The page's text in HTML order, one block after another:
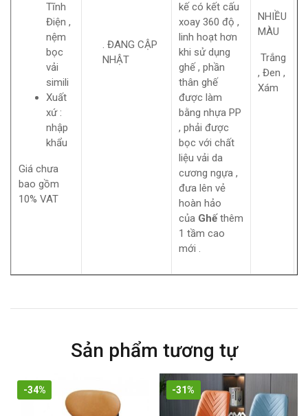
Tĩnh
Điện ,
nệm
bọc
vải
simili
Xuất
xứ :
nhập
khẩu
Giá chưa
bao gồm
10% VAT
. ĐANG CẬP
NHẬT
kế có kết cấu
xoay 360 độ ,
linh hoạt hơn
khi sử dụng
ghế , phần
thân ghế
được làm
bằng nhựa PP
, phải được
bọc với chất
liệu vải da
cương ngựa ,
đưa lên vẻ
hoàn hảo
của Ghếthêm
1 tầm cao
mới .
NHIỀU
MÀU
Trắng
, Đen ,
Xám
Sản phẩm tương tự
-34% -31%